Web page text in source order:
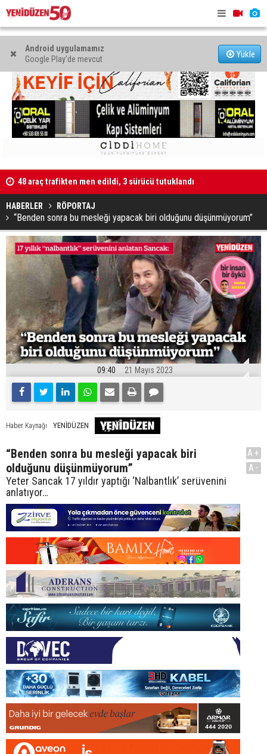
Android uygulamamız
Google Play'de mevcut
Yükle
Kaldırıma düşen scooter sürücüsü yaralandı
HABERLER RÖPORTAJ
“Benden sonra bu mesleği yapacak biri olduğunu düşünmüyorum”
09:40 21 Mayıs 2023
Haber Kaynağı YENİDÜZEN
“Benden sonra bu mesleği yapacak biri
olduğunu düşünmüyorum”
Yeter Sancak 17 yıldır yaptığı ‘Nalbantlık’ serüvenini
anlatıyor…
A+
A-